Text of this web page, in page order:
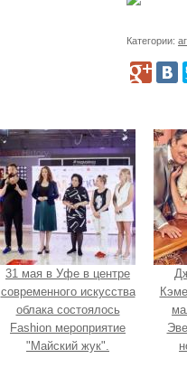
Категории:
31 мая в Уфе в центре
современного искусства
облака состоялось
Fashion мероприятие
"Майский жук".